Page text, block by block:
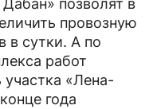
позволят в
провозную
в сутки. А по
работ
участка «Лена-
года